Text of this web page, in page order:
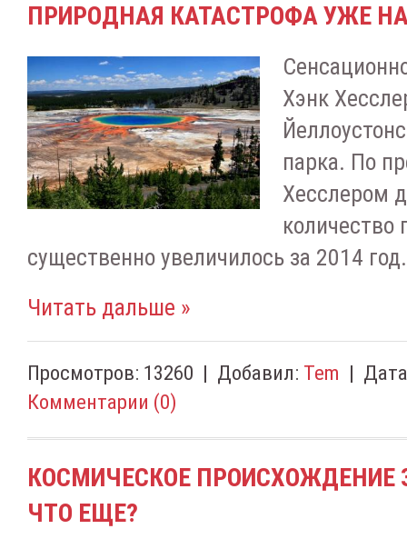
ПРИРОДНАЯ КАТАСТРОФА УЖЕ
Хэнк
парка. По
Хесслером
количество
существенно увеличилось за 2014
Читать дальше »
Просмотров: 13260 | Добавил: Tem |
Комментарии (0)
КОСМИЧЕСКОЕ ПРОИСХОЖДЕНИЕ
ЧТО ЕЩЕ?